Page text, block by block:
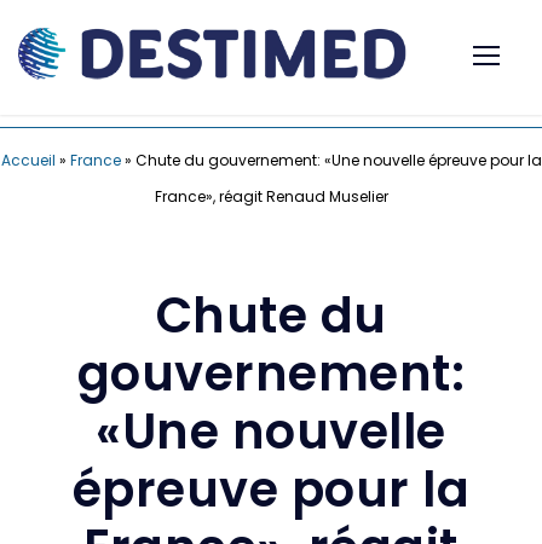
Accueil » France» Chute du gouvernement: «Une nouvelle épreuve pour la
France», réagit Renaud Muselier
Chute du
gouvernement:
«Une nouvelle
épreuve pour la